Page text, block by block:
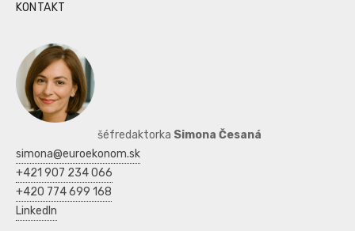
KONTAKT
šéfredaktorka Simona Česaná
simona@euroekonom.sk
+421 907 234 066
+420 774 699 168
LinkedIn